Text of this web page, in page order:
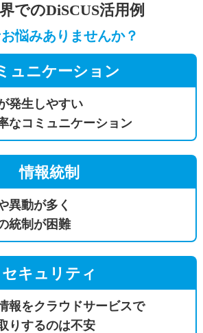
でのDiSCUS活用例
悩みありませんか？
ュニケーション
発生しやすい
なコミュニケーション
情報統制
異動が多く
統制が困難
セキュリティ
報をクラウドサービスで
りするのは不安